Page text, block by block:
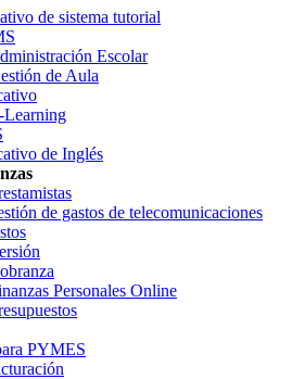
de sistema tutorial
Escolar
de Aula
Learning
de Inglés
de gastos de telecomunicaciones
Personales Online
PYMES